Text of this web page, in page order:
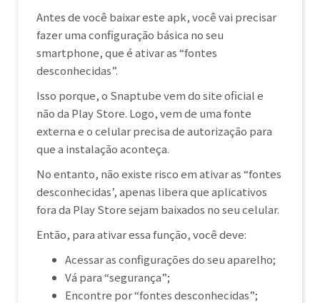
Antes de você baixar este apk, você vai precisar
fazer uma configuração básica no seu
smartphone, que é ativar as “fontes
desconhecidas”.
Isso porque, o Snaptube vem do site oficial e
não da Play Store. Logo, vem de uma fonte
externa e o celular precisa de autorização para
que a instalação aconteça.
No entanto, não existe risco em ativar as “fontes
desconhecidas’, apenas libera que aplicativos
fora da Play Store sejam baixados no seu celular.
Então, para ativar essa função, você deve:
Acessar as configurações do seu aparelho;
Vá para “segurança”;
Encontre por “fontes desconhecidas”;